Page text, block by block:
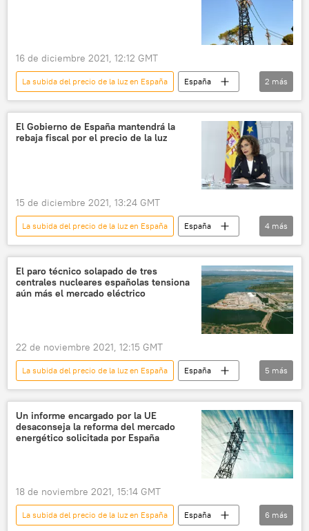
16 de diciembre 2021, 12:12 GMT
La subida del precio de la luz en España
España
electricidad
📈 Mercados y finanzas
2 más
El Gobierno de España mantendrá la
rebaja fiscal por el precio de la luz
15 de diciembre 2021, 13:24 GMT
La subida del precio de la luz en España
España
🌍 Europa
Gobierno de España
luz
Pedro Sánchez
4 más
El paro técnico solapado de tres
centrales nucleares españolas tensiona
aún más el mercado eléctrico
22 de noviembre 2021, 12:15 GMT
La subida del precio de la luz en España
España
energía nuclear
📈 Mercados y finanzas
central atómica
combustible nuclear
energía eléctrica
5 más
Un informe encargado por la UE
desaconseja la reforma del mercado
energético solicitada por España
18 de noviembre 2021, 15:14 GMT
La subida del precio de la luz en España
España
6 más